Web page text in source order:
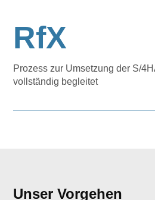
RfX
Prozess zur Umsetzung der S/
vollständig begleitet
Unser Vorgehen